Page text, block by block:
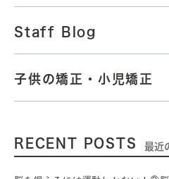
Staff Blog
子供の矯正・小児矯正
RECENT POSTS 最近